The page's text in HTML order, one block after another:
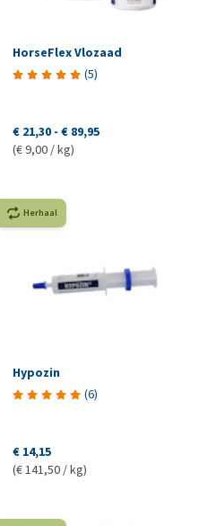
HorseFlex Vlozaad
(5)
€ 21,30 - € 89,95
(€ 9,00 / kg)
Herhaal
Hypozin
(6)
€ 14,15
(€ 141,50 / kg)